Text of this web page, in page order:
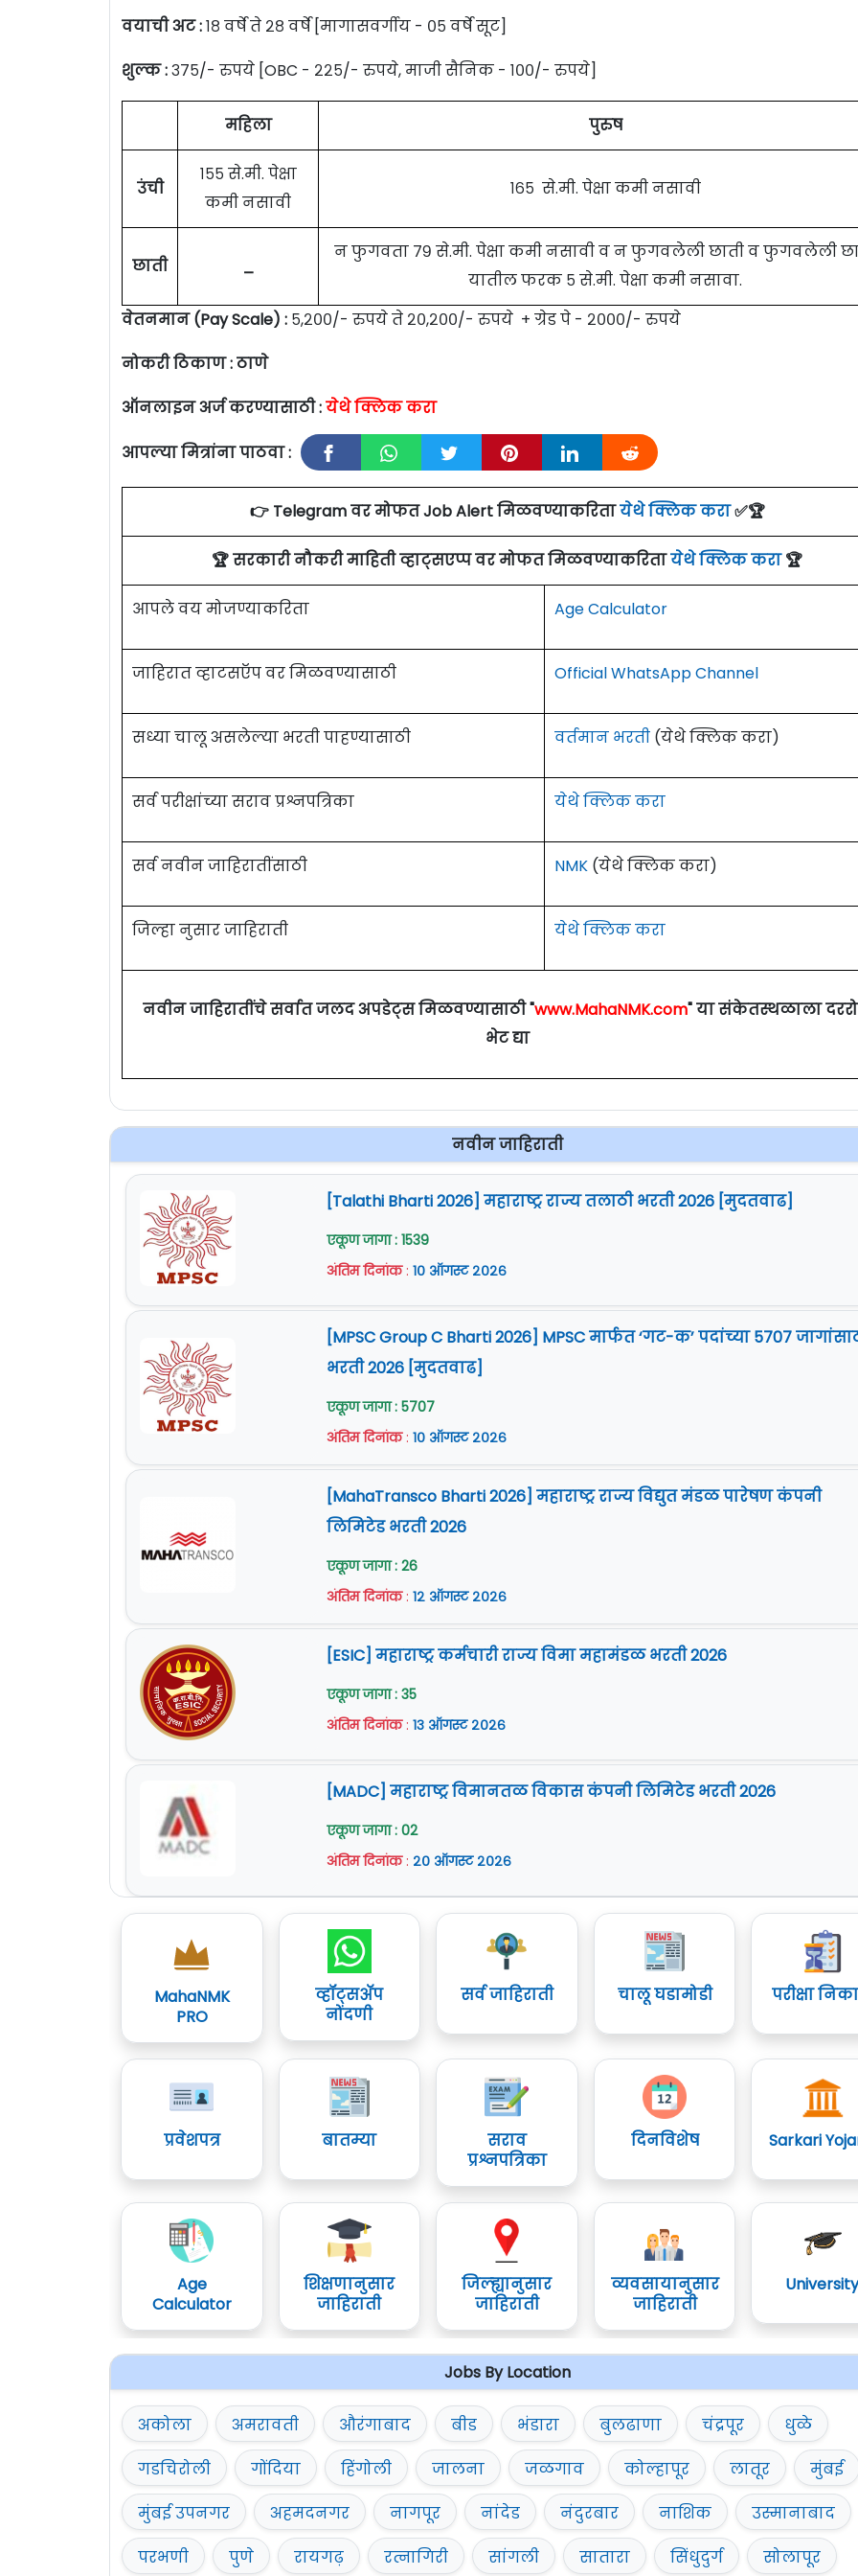
वयाची अट :१८ वर्षे ते २८ वर्षे [मागासवर्गीय - ०५ वर्षे सूट]
शुल्क :३७५/- रुपये [OBC - २२५/- रुपये, माजी सैनिक - १००/- रुपये]
महिला पुरुष
उंची
१५५ से.मी. पेक्षा
कमी नसावी
१६५ से.मी. पेक्षा कमी नसावी
छाती _
न फुगवता ७९ से.मी. पेक्षा कमी नसावी व न फुगवलेली छाती व फुगवलेली
यातील फरक ५ से.मी. पेक्षा कमी नसावा.
वेतनमान (Pay Scale) : ५,२००/- रुपये ते २०,२००/- रुपये + ग्रेड पे - २०००/- रुपये
नोकरी ठिकाण : ठाणे
ऑनलाइन अर्ज करण्यासाठी :येथे क्लिक करा
आपल्या मित्रांना पाठवा :
👉 Telegram वर मोफत Job Alert मिळवण्याकरितायेथे क्लिक करा✅🏆
🏆 सरकारी नौकरी माहिती व्हाट्सएप्प वर मोफत मिळवण्याकरितायेथे क्लिक करा🏆
आपले वय मोजण्याकरिता Age Calculator
जाहिरात व्हाटसऍप वर मिळवण्यासाठी Official WhatsApp Channel
सध्या चालू असलेल्या भरती पाहण्यासाठी वर्तमान भरती (येथे क्लिक करा)
सर्व परीक्षांच्या सराव प्रश्नपत्रिका येथे क्लिक करा
सर्व नवीन जाहिरातींसाठी NMK (येथे क्लिक करा)
जिल्हा नुसार जाहिराती येथे क्लिक करा
नवीन जाहिरातींचे सर्वात जलद अपडेट्स मिळवण्यासाठी "www.MahaNMK.com" या संकेतस्थळाला
भेट द्या
नवीन जाहिराती
[Talathi Bharti 2026] महाराष्ट्र राज्य तलाठी भरती 2026 [मुदतवाढ]
एकूण जागा : 1539
अंतिम दिनांक: १० ऑगस्ट २०२६
[MPSC Group C Bharti 2026] MPSC मार्फत ‘गट-क’ पदांच्या 5707
भरती 2026 [मुदतवाढ]
एकूण जागा : 5707
अंतिम दिनांक: १० ऑगस्ट २०२६
[MahaTransco Bharti 2026] महाराष्ट्र राज्य विद्युत मंडळ पारेषण कंपनी
लिमिटेड भरती 2026
एकूण जागा : 26
अंतिम दिनांक: १२ ऑगस्ट २०२६
[ESIC] महाराष्ट्र कर्मचारी राज्य विमा महामंडळ भरती 2026
एकूण जागा : 35
अंतिम दिनांक: १३ ऑगस्ट २०२६
[MADC] महाराष्ट्र विमानतळ विकास कंपनी लिमिटेड भरती 2026
एकूण जागा : 02
अंतिम दिनांक: २० ऑगस्ट २०२६
MahaNMK
PRO
व्हॉट्सॲप
नोंदणी
सर्व जाहिराती चालू घडामोडी परीक्षा
प्रवेशपत्र बातम्या
सराव
प्रश्नपत्रिका
दिनविशेष Sarkari
Age
Calculator
शिक्षणानुसार
जाहिराती
जिल्ह्यानुसार
जाहिराती
व्यवसायानुसार
जाहिराती
Jobs By Location
अकोला अमरावती औरंगाबाद बीड भंडारा बुलढाणा चंद्रपूर
धुळे
गडचिरोली
गोंदिया हिंगोली जालना जळगाव कोल्हापूर लातूर
मुंबई
मुंबई उपनगर
अहमदनगर नागपूर नांदेड नंदुरबार नाशिक
उस्मानाबाद
परभणी
पुणे रायगढ़ रत्नागिरी सांगली सातारा सिंधुदुर्ग सोलापूर